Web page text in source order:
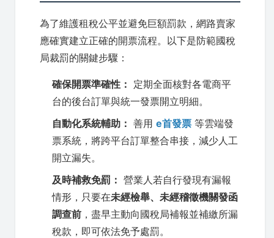
為了維護租稅公平並避免巨額罰款，網路賣家
應確實建立正確的開票流程。以下是防範國稅
局裁罰的關鍵步驟：
確保開票準確性： 定期全面核對各電商平
台的後台訂單與統一發票開立明細。
自動化系統輔助： 善用 e首發票 等雲端發
票系統，將跨平台訂單整合串接，減少人工
開立漏失。
及時補救免罰： 營業人若自行發現有漏報
情形，只要在未經檢舉、未經稽徵機關發函
調查前 ，盡早主動向國稅局補報並補繳所漏
稅款，即可依法免予處罰。